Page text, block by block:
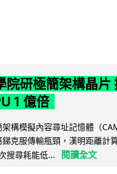
院研極簡架構晶片
1 億倍
構模擬內容尋址記憶體（
克服傳輸瓶頸，漢明距離計
搜尋耗能低...
閱讀全文